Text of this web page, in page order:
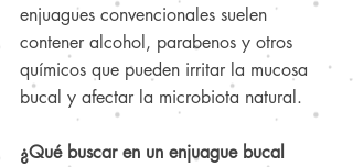
enjuagues convencionales suelen
contener alcohol, parabenos y otros
químicos que pueden irritar la mucosa
bucal y afectar la microbiota natural.
¿Qué buscar en un enjuague bucal